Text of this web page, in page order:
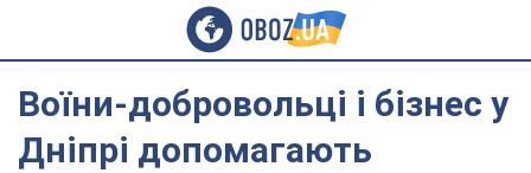
Воїни-добровольці і бізнес у
Дніпрі допомагають